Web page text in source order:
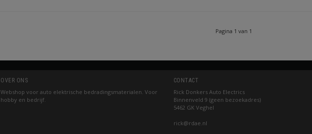
Pagina 1 van 1
OVER ONS
Webshop voor auto elektrische bedradingsmaterialen. Voor
hobby en bedrijf.
CONTACT
Rick Donkers Auto Electrics
Binnenveld 9 (geen bezoekadres)
5462 GK Veghel
rick@rdae.nl